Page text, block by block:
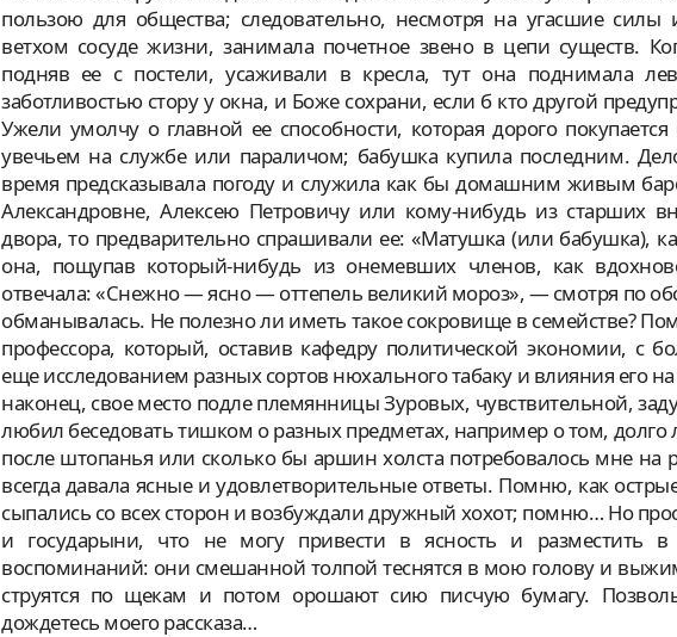
пользою для общества; следовательно, несмотря на угасшие
ветхом сосуде жизни, занимала почетное звено в цепи существ.
подняв ее с постели, усаживали в кресла, тут она поднимала
заботливостью стору у окна, и Боже сохрани, если б кто другой
Ужели умолчу о главной ее способности, которая дорого
увечьем на службе или параличом; бабушка купила последним.
время предсказывала погоду и служила как бы домашним живым
Александровне, Алексею Петровичу или кому-нибудь из старших
двора, то предварительно спрашивали ее: «Матушка (или бабушка),
она, пощупав который-нибудь из онемевших членов, как
отвечала: «Снежно — ясно — оттепель великий мороз», — смотря по
обманывалась. Не полезно ли иметь такое сокровище в семействе?
профессора, который, оставив кафедру политической экономии, с
еще исследованием разных сортов нюхального табаку и влияния его
наконец, свое место подле племянницы Зуровых, чувствительной,
любил беседовать тишком о разных предметах, например о том, долго
после штопанья или сколько бы аршин холста потребовалось мне на
всегда давала ясные и удовлетворительные ответы. Помню, как
сыпались со всех сторон и возбуждали дружный хохот; помню… Но
и государыни, что не могу привести в ясность и разместить
воспоминаний: они смешанной толпой теснятся в мою голову и
струятся по щекам и потом орошают сию писчую бумагу.
дождетесь моего рассказа…